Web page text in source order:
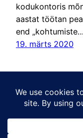
kodukontoris
aastat töötan
end „kohtumiste…
19. märts 2020